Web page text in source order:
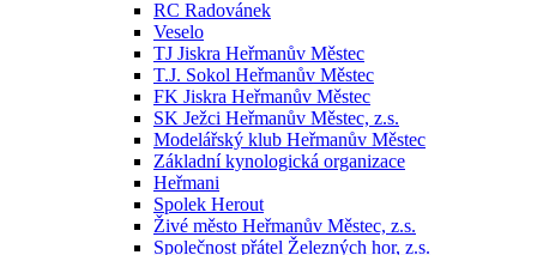
RC Radovánek
Veselo
TJ Jiskra Heřmanův Městec
T.J. Sokol Heřmanův Městec
FK Jiskra Heřmanův Městec
SK Ježci Heřmanův Městec, z.s.
Modelářský klub Heřmanův Městec
Základní kynologická organizace
Heřmani
Spolek Herout
Živé město Heřmanův Městec, z.s.
Společnost přátel Železných hor, z.s.